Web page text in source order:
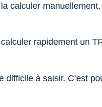
calculer
rapidement un
à saisir. C’est